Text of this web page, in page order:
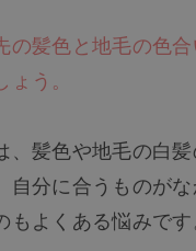
の髪色と地毛の色
う。
、髪色や地毛の白
自分に合うものが
よくある悩みです